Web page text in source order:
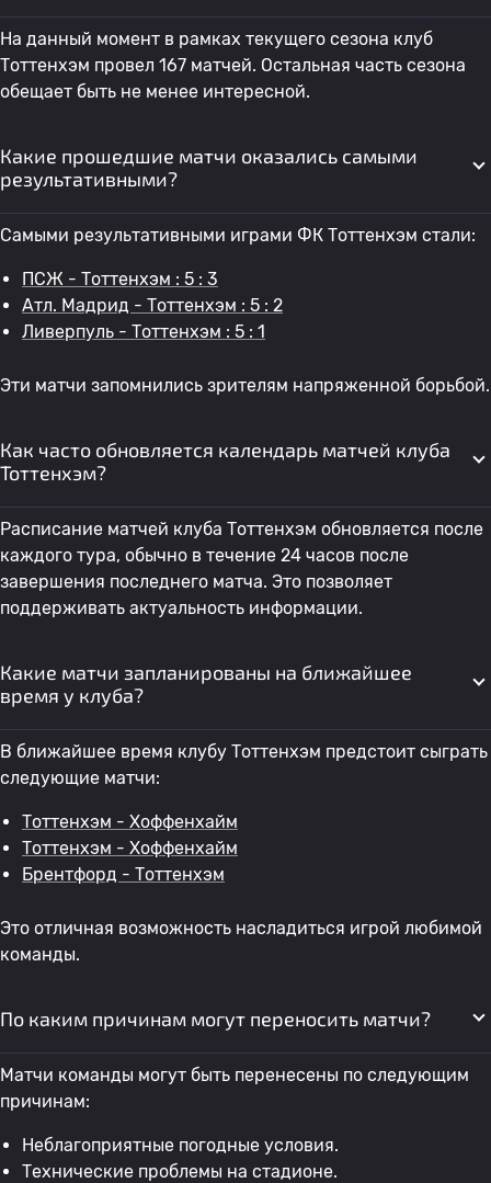
На данный момент в рамках текущего сезона клуб
Тоттенхэм провел 167 матчей. Остальная часть сезона
обещает быть не менее интересной.
Какие прошедшие матчи оказались самыми
результативными?
Самыми результативными играми ФК Тоттенхэм стали:
ПСЖ - Тоттенхэм : 5 : 3
Атл. Мадрид - Тоттенхэм : 5 : 2
Ливерпуль - Тоттенхэм : 5 : 1
Эти матчи запомнились зрителям напряженной борьбой.
Как часто обновляется календарь матчей клуба
Тоттенхэм?
Расписание матчей клуба Тоттенхэм обновляется после
каждого тура, обычно в течение 24 часов после
завершения последнего матча. Это позволяет
поддерживать актуальность информации.
Какие матчи запланированы на ближайшее
время у клуба?
В ближайшее время клубу Тоттенхэм предстоит сыграть
следующие матчи:
Тоттенхэм - Хоффенхайм
Тоттенхэм - Хоффенхайм
Брентфорд - Тоттенхэм
Это отличная возможность насладиться игрой любимой
команды.
По каким причинам могут переносить матчи?
Матчи команды могут быть перенесены по следующим
причинам:
Неблагоприятные погодные условия.
Технические проблемы на стадионе.